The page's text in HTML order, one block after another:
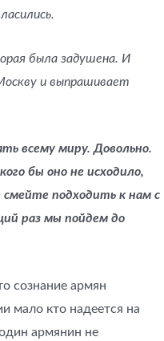
была задушена. И
и выпрашивает
всему миру. Довольно.
бы оно не исходило,
подходить к нам с
раз мы пойдем до
сознание армян
мало кто надеется на
армянин не